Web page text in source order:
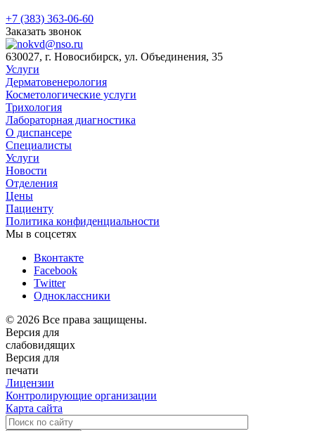
+7 (383) 363-06-60
Заказать звонок
630027, г. Новосибирск, ул. Объединения, 35
Услуги
Дерматовенерология
Косметологические услуги
Трихология
Лабораторная диагностика
О диспансере
Специалисты
Услуги
Новости
Отделения
Цены
Пациенту
Политика конфиденциальности
Мы в соцсетях
Вконтакте
Facebook
Twitter
Одноклассники
© 2026 Все права защищены.
Версия для
слабовидящих
Версия для
печати
Лицензии
Контролирующие организации
Карта сайта